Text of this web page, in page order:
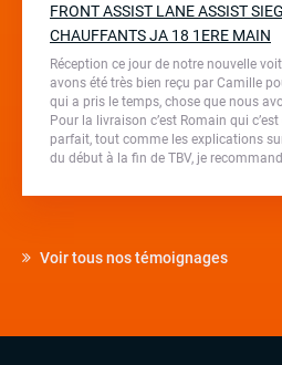
FRONT ASSIST LANE ASSIST
CHAUFFANTS JA 18 1ERE MAIN
Réception ce jour de notre nouvelle
avons été très bien reçu par Camille
qui a pris le temps, chose que nous
Pour la livraison c’est Romain qui
parfait, tout comme les explications
du début à la fin de TBV, je
Voir tous nos témoignages